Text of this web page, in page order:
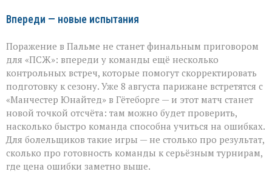
Впереди — новые испытания
Поражение в Пальме не станет финальным приговором
для «ПСЖ»: впереди у команды ещё несколько
контрольных встреч, которые помогут скорректировать
подготовку к сезону. Уже 8 августа парижане встретятся с
«Манчестер Юнайтед» в Гётеборге — и этот матч станет
новой точкой отсчёта: там можно будет проверить,
насколько быстро команда способна учиться на ошибках.
Для болельщиков такие игры — не столько про результат,
сколько про готовность команды к серьёзным турнирам,
где цена ошибки заметно выше.